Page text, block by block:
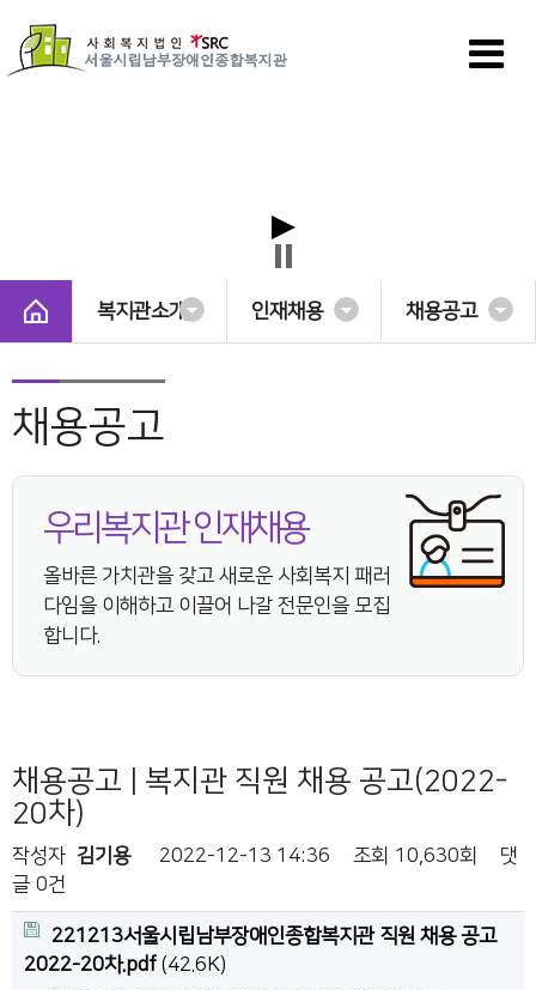
복지관소개 인재채용 채용공고
채용공고
우리복지관 인재채용
올바른 가치관을 갖고 새로운 사회복지 패러
다임을 이해하고 이끌어 나갈 전문인을 모집
합니다.
채용공고 | 복지관 직원 채용 공고(2022-
20차)
작성자 김기용 2022-12-13 14:36 조회 10,630회
댓
글 0건
221213서울시립남부장애인종합복지관 직원 채용 공고
2022-20차.pdf (42.6K)